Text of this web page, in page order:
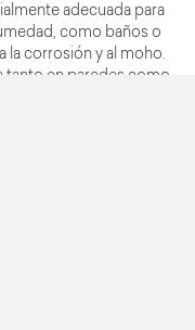
adecuada para
como baños o
la corrosión y al moho.
tanto en paredes como